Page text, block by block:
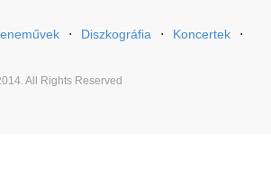
⋅ Diszkográfia ⋅ Koncertek
⋅
All Rights Reserved